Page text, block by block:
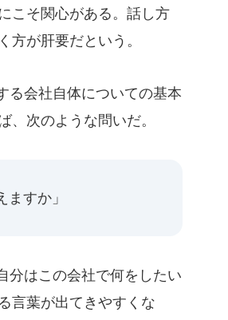
こそ関心がある。話し方
が肝要だという。
る会社自体についての基本
次のような問いだ。
すか」
分はこの会社で何をしたい
言葉が出てきやすくな